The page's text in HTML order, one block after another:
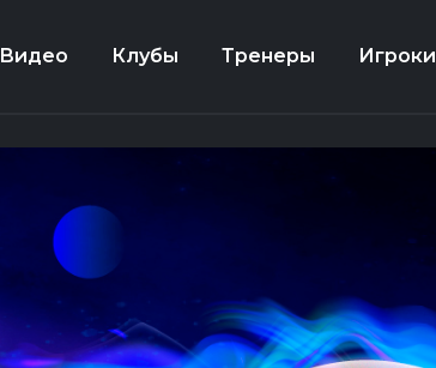
Видео Клубы Тренеры Игроки